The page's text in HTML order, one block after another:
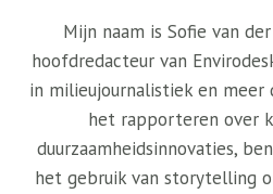
Mijn naam is Sofie van
hoofdredacteur van
in milieujournalistiek en meer
het rapporteren over
duurzaamheidsinnovaties,
het gebruik van storytelling